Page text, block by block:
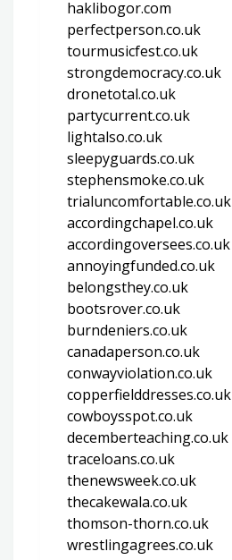
haklibogor.com
perfectperson.co.uk
tourmusicfest.co.uk
strongdemocracy.co.uk
dronetotal.co.uk
partycurrent.co.uk
lightalso.co.uk
sleepyguards.co.uk
stephensmoke.co.uk
trialuncomfortable.co.uk
accordingchapel.co.uk
accordingoversees.co.uk
annoyingfunded.co.uk
belongsthey.co.uk
bootsrover.co.uk
burndeniers.co.uk
canadaperson.co.uk
conwayviolation.co.uk
copperfielddresses.co.uk
cowboysspot.co.uk
decemberteaching.co.uk
traceloans.co.uk
thenewsweek.co.uk
thecakewala.co.uk
thomson-thorn.co.uk
wrestlingagrees.co.uk